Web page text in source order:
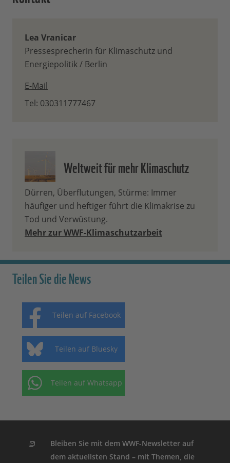
Lea Vranicar
Pressesprecherin für Klimaschutz und
Energiepolitik / Berlin
E-Mail
Tel: 030311777467
Weltweit für mehr Klimaschutz
Dürren, Überflutungen, Stürme: Immer
häufiger und heftiger führt die Klimakrise zu
Tod und Verwüstung.
Mehr zur WWF-Klimaschutzarbeit
Teilen Sie die News
Teilen auf Facebook
Teilen auf Bluesky
Teilen auf Whatsapp
Bleiben Sie mit dem WWF-Newsletter auf
dem aktuellsten Stand – mit Themen, die